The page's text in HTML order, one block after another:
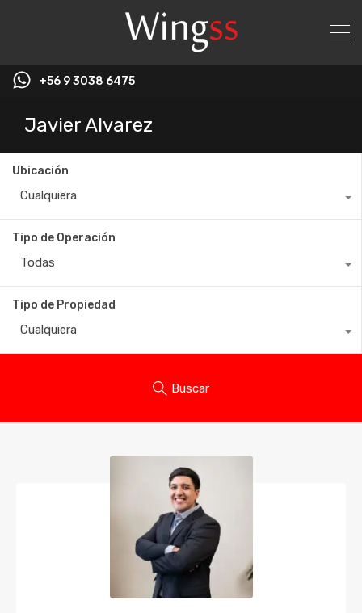
+56 9 3038 6475
Javier Alvarez
Ubicación
Cualquiera
Tipo de Operación
Todas
Tipo de Propiedad
Cualquiera
Buscar